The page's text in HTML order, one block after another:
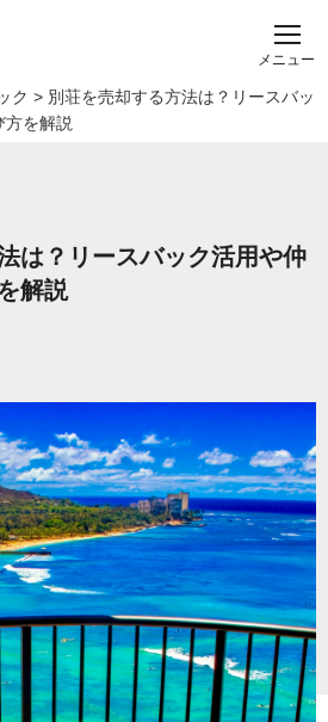
メニュー
ク > 別荘を売却する方法は？リースバッ
方を解説
は？リースバック活用や仲
解説